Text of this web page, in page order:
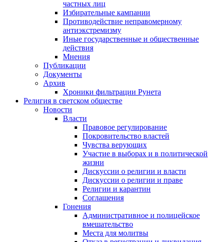
частных лиц
Избирательные кампании
Противодействие неправомерному
антиэкстремизму
Иные государственные и общественные
действия
Мнения
Публикации
Документы
Архив
Хроники фильтрации Рунета
Религия в светском обществе
Новости
Власти
Правовое регулирование
Покровительство властей
Чувства верующих
Участие в выборах и в политической
жизни
Дискуссии о религии и власти
Дискуссии о религии и праве
Религии и карантин
Соглашения
Гонения
Административное и полицейское
вмешательство
Места для молитвы